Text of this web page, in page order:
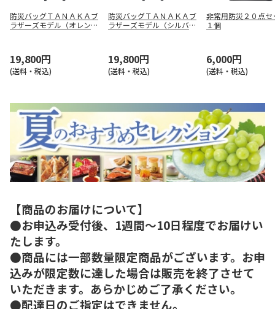
防災バッグＴＡＮＡＫＡブ
ラザーズモデル（オレン
19,800円
(送料・税込)
防災バッグＴＡＮＡＫＡブ
ラザーズモデル（シルバー
19,800円
(送料・税込)
非常用防災２０点
１個
6,000円
(送料・税込)
【商品のお届けについて】
●お申込み受付後、1週間～10日程度でお届けい
たします。
●商品には一部数量限定商品がございます。お申
込みが限定数に達した場合は販売を終了させて
いただきます。あらかじめご了承ください。
●配達日のご指定はできません。